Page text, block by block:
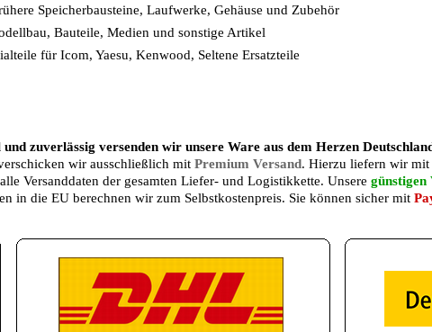
Speicherbausteine, Laufwerke, Gehäuse und Zubehör
Bauteile, Medien und sonstige Artikel
für Icom, Yaesu, Kenwood, Seltene Ersatzteile
und zuverlässig versenden wir unsere Ware aus dem Herzen
wir ausschließlich mit Premium Versand. Hierzu liefern wir mit
Versanddaten der gesamten Liefer- und Logistikkette. Unsere günstigen
in die EU berechnen wir zum Selbstkostenpreis. Sie können sicher mit